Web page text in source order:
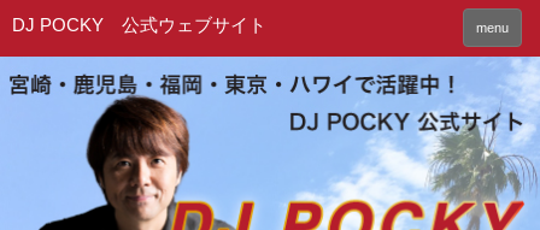
menu
DJ POCKY 公式ウェブサイト